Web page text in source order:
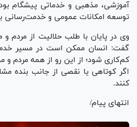
آموزشی، مذهبی و خدماتی پیشگام
توسعه امکانات عمومی و خدمت‌رسانی
وی در پایان با طلب حلالیت از مردم و
گفت: انسان ممکن است در مسیر
کم‌کاری شود؛ از این رو از همه مردم و
اگر کوتاهی یا نقصی از جانب بنده
کنند.
انتهای پیام/